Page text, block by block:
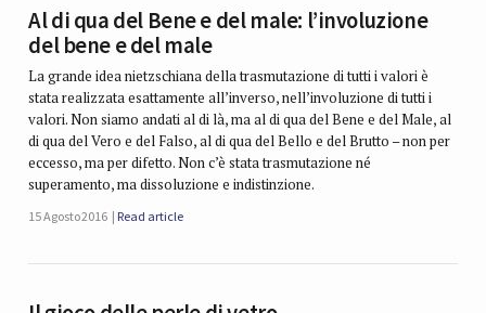
Al di qua del Bene e del male: l’involuzione
del bene e del male
La grande idea nietzschiana della trasmutazione di tutti i valori è
stata realizzata esattamente all’inverso, nell’involuzione di tutti i
valori. Non siamo andati al di là, ma al di qua del Bene e del Male, al
di qua del Vero e del Falso, al di qua del Bello e del Brutto – non per
eccesso, ma per difetto. Non c’è stata trasmutazione né
superamento, ma dissoluzione e indistinzione.
15 Agosto 2016 Read article